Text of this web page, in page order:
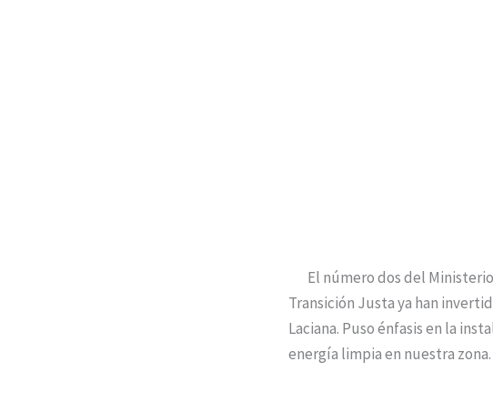
El número dos del Ministerio
Transición Justa ya han
Laciana. Puso énfasis en la
energía limpia en nuestra zona.